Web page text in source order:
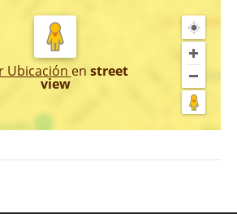
Ubicación en street
view